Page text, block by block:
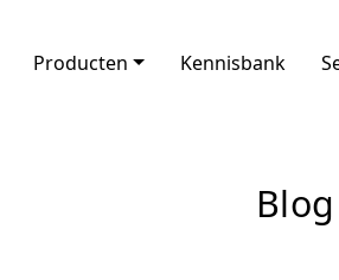
Producten Kennisbank
Blog